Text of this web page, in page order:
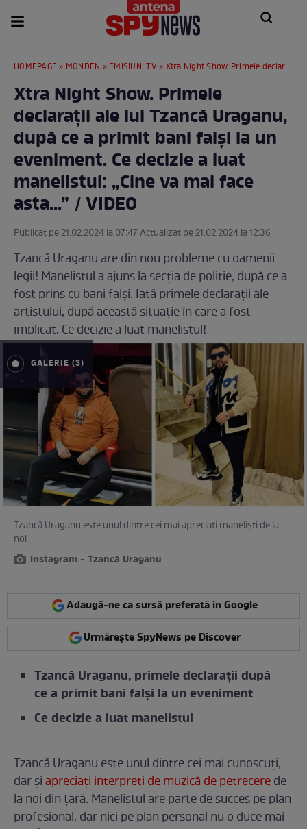
HOMEPAGE » MONDEN » EMISIUNI TV » Xtra Night Show. Primele declarații ale lui Tzancă Uraganu, după ce a primit bani falși la un eveniment. Ce decizie a luat manelistul: „Cine va mai face asta...” / VIDEO
Xtra Night Show. Primele
declarații ale lui Tzancă Uraganu,
după ce a primit bani falși la un
eveniment. Ce decizie a luat
manelistul: „Cine va mai face
asta...” / VIDEO
Publicat pe 21.02.2024 la 07:47 Actualizat pe 21.02.2024 la 12:36
Tzancă Uraganu are din nou probleme cu oamenii
legii! Manelistul a ajuns la secția de poliție, după ce a
fost prins cu bani falși. Iată primele declarații ale
artistului, după această situație în care a fost
implicat. Ce decizie a luat manelistul!
GALERIE (3)
Tzancă Uraganu este unul dintre cei mai apreciați maneliști de la
noi
Instagram - Tzancă Uraganu
Adaugă-ne ca sursă preferată în Google
Urmărește SpyNews pe Discover
Tzancă Uraganu, primele declarații după
ce a primit bani falși la un eveniment
Ce decizie a luat manelistul
Tzancă Uraganu este unul dintre cei mai cunoscuți,
dar șiapreciați interpreți de muzică de petrecerede
la noi din țară. Manelistul are parte de succes pe plan
profesional, dar nici pe plan personal nu o duce mai